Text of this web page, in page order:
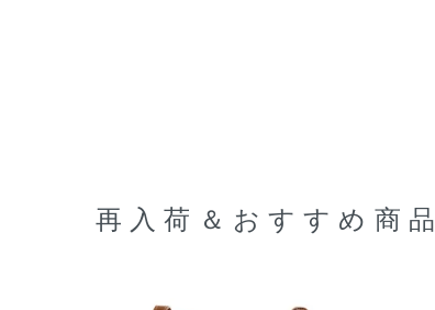
再入荷＆おすすめ商品